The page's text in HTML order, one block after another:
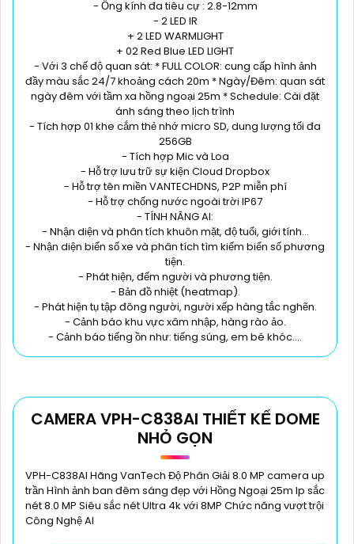
- Ống kính đa tiêu cự : 2.8-12mm
- 2 LED IR
+ 2 LED WARMLIGHT
+ 02 Red Blue LED LIGHT
- Với 3 chế độ quan sát: * FULL COLOR: cung cấp hình ảnh
đầy màu sắc 24/7 khoảng cách 20m * Ngày/Đêm: quan sát
ngày đêm với tầm xa hồng ngoại 25m * Schedule: Cài đặt
ánh sáng theo lịch trình
- Tích hợp 01 khe cắm thẻ nhớ micro SD, dung lượng tối đa
256GB
- Tích hợp Mic và Loa
- Hỗ trợ lưu trữ sự kiện Cloud Dropbox
- Hỗ trợ tên miền VANTECHDNS, P2P miễn phí
- Hỗ trợ chống nước ngoài trời IP67
- TÍNH NĂNG AI:
- Nhận diện và phân tích khuôn mặt, độ tuổi, giới tính...
- Nhận diện biển số xe và phân tích tìm kiếm biển số phương
tiện.
- Phát hiện, đếm người và phương tiện.
- Bản đồ nhiệt (heatmap).
- Phát hiện tụ tập đông người, người xếp hàng tắc nghẽn.
- Cảnh báo khu vực xâm nhập, hàng rào ảo.
- Cảnh báo tiếng ồn như: tiếng súng, em bé khóc….
CAMERA VPH-C838AI THIẾT KẾ DOME
NHỎ GỌN
VPH-C838AI Hãng VanTech Độ Phân Giải 8.0 MP camera up
trần Hình ảnh ban đêm sáng đẹp với Hồng Ngoại 25m Ip sắc
nét 8.0 MP Siêu sắc nét Ultra 4k với 8MP Chức năng vượt trội
Công Nghệ AI